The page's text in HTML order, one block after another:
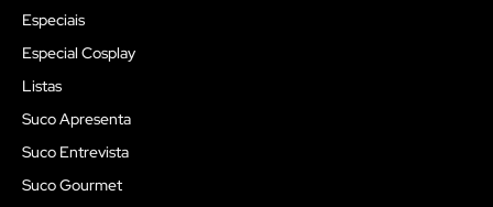
Especiais
Especial Cosplay
Listas
Suco Apresenta
Suco Entrevista
Suco Gourmet